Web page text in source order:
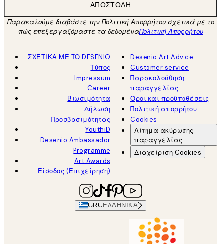
ΑΠΟΣΤΟΛΉ
Παρακαλούμε διαβάστε την Πολιτική Απορρήτου σχετικά με το
πώς επεξεργαζόμαστε τα δεδομέναΠολιτική Απορρήτου
ΣΧΕΤΙΚΑ ΜΕ ΤΟ DESENIO
Τύπος
Impressum
Career
Βιωσιμότητα
Δήλωση
Προσβασιμότητας
YouthiD
Desenio Ambassador
Programme
Art Awards
Είσοδος (Επιχείρηση)
Desenio Art Advice
Customer service
Παρακολούθηση
παραγγελίας
Όροι και προϋποθέσεις
Πολιτική απορρήτου
Cookies
Αίτημα ακύρωσης
παραγγελίας
Διαχείριση Cookies
GRC ΕΛΛΗΝΙΚΆ